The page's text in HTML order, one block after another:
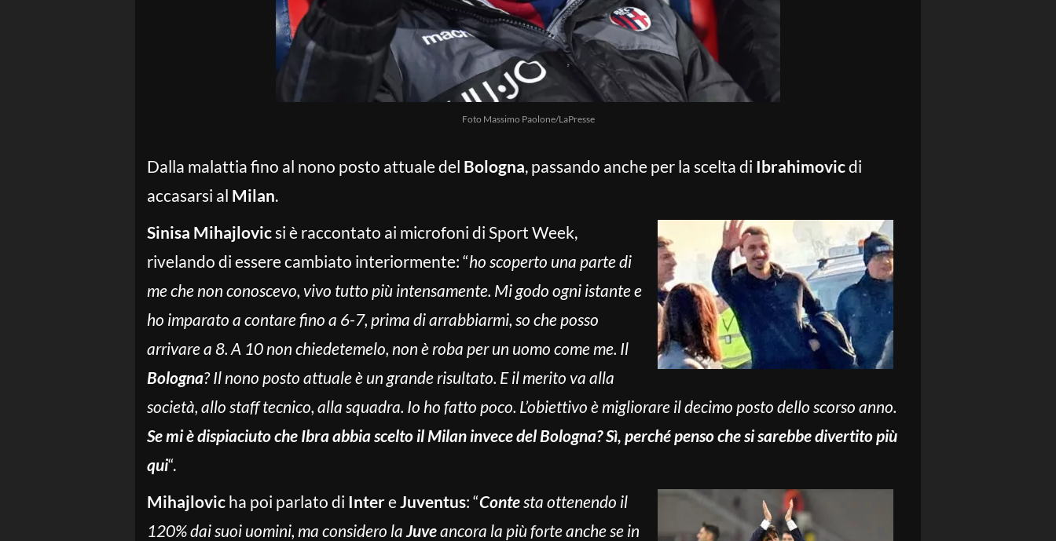
Foto Massimo Paolone/LaPresse
Dalla malattia fino al nono posto attuale del Bologna, passando anche per la scelta di Ibrahimovicdi
accasarsi al Milan.
Sinisa Mihajlovicsi è raccontato ai microfoni di Sport Week,
rivelando di essere cambiato interiormente: “ho scoperto una parte di
me che non conoscevo, vivo tutto più intensamente. Mi godo ogni istante e
ho imparato a contare fino a 6-7, prima di arrabbiarmi, so che posso
arrivare a 8. A 10 non chiedetemelo, non è roba per un uomo come me. Il
Bologna? Il nono posto attuale è un grande risultato. E il merito va alla
società, allo staff tecnico, alla squadra. Io ho fatto poco. L’obiettivo è migliorare il decimo posto dello scorso anno.
Se mi è dispiaciuto che Ibra abbia scelto il Milan invece del Bologna? Sì, perché penso che si sarebbe divertito più
qui“.
Mihajlovic ha poi parlato di IntereJuventus: “Contesta ottenendo il
120% dai suoi uomini, ma considero la Juveancora la più forte anche se in